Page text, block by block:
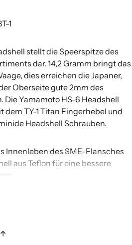
1
stellt die Speerspitze des
dar. 14,2 Gramm bringt das
dies erreichen die Japaner,
Oberseite gute 2mm des
Yamamoto HS-6 Headshell
dem TY-1 Titan Fingerhebel und
Headshell Schrauben.
Innenleben des SME-Flansches
aus Teflon für eine bessere